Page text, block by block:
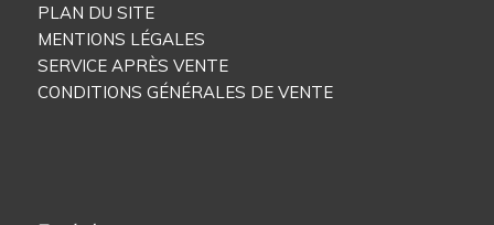
PLAN DU SITE
MENTIONS LÉGALES
SERVICE APRÈS VENTE
CONDITIONS GÉNÉRALES DE VENTE